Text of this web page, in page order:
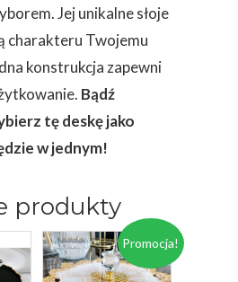
Jej unikalne słoje
charakteru Twojemu
konstrukcja zapewni
Bądź
tę deskę jako
w jednym!
produkty
Promocja!